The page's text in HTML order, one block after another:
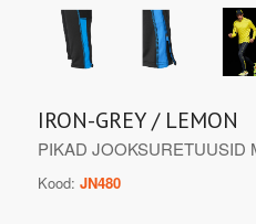
IRON-GREY / LEMON
PIKAD JOOKSURETUUSID
Kood: JN480